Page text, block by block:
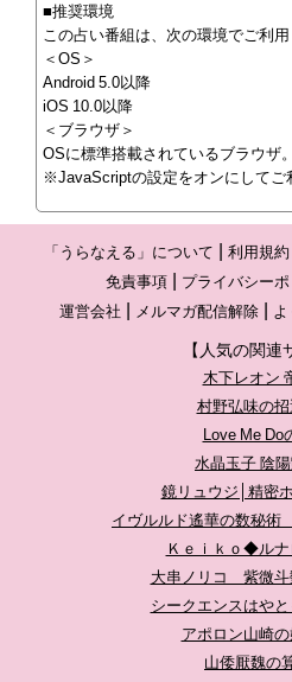
■推奨環境
この占い番組は、次の環境でご利用
＜OS＞
Android 5.0以降
iOS 10.0以降
＜ブラウザ＞
OSに標準搭載されているブラウザ。
※JavaScriptの設定をオンにしてご
「うらなえる」について 利用規約
免責事項
プライバシー
運営会社
メルマガ配信解除
【人気の関連
木下レオン
村野弘味の招
Love Me Do
水晶玉子 陰
鏡リュウジ│精密
イヴルルド遙華の数秘
Ｋｅｉｋｏ◆ルナ
大串ノリコ 紫微斗
シークエンスはや
アポロン山崎
山倭厭魏の